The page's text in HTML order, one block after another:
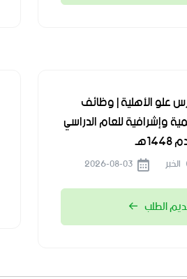
علو الأهلية | وظائف
وإشرافية للعام الدراسي
الخبر
الطلب